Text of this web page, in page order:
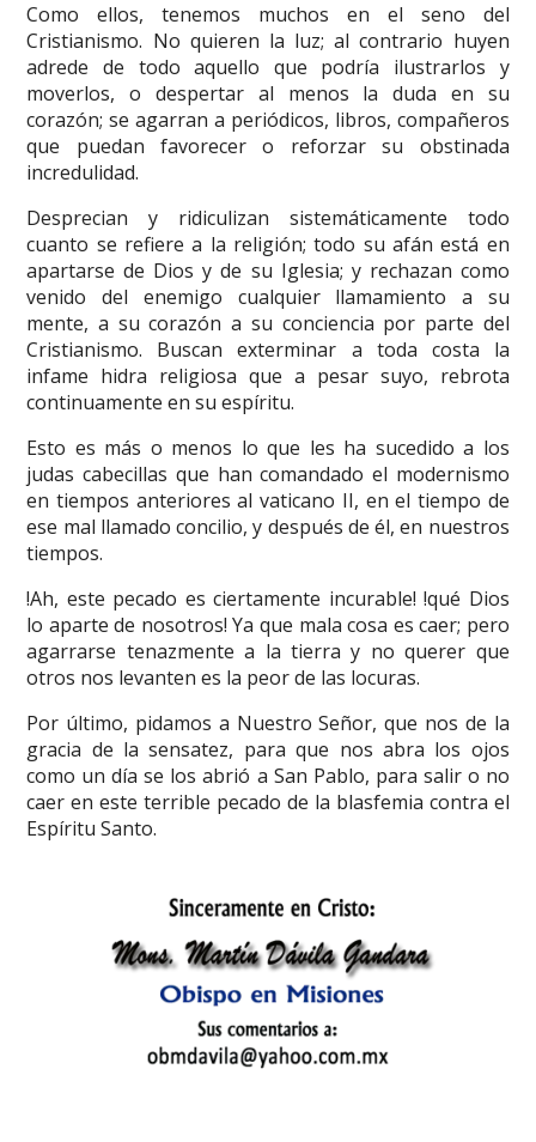
Como ellos, tenemos muchos en el seno del
Cristianismo. No quieren la luz; al contrario huyen
adrede de todo aquello que podría ilustrarlos y
moverlos, o despertar al menos la duda en su
corazón; se agarran a periódicos, libros, compañeros
que puedan favorecer o reforzar su obstinada
incredulidad.
Desprecian y ridiculizan sistemáticamente todo
cuanto se refiere a la religión; todo su afán está en
apartarse de Dios y de su Iglesia; y rechazan como
venido del enemigo cualquier llamamiento a su
mente, a su corazón a su conciencia por parte del
Cristianismo. Buscan exterminar a toda costa la
infame hidra religiosa que a pesar suyo, rebrota
continuamente en su espíritu.
Esto es más o menos lo que les ha sucedido a los
judas cabecillas que han comandado el modernismo
en tiempos anteriores al vaticano II, en el tiempo de
ese mal llamado concilio, y después de él, en nuestros
tiempos.
!Ah, este pecado es ciertamente incurable! !qué Dios
lo aparte de nosotros! Ya que mala cosa es caer; pero
agarrarse tenazmente a la tierra y no querer que
otros nos levanten es la peor de las locuras.
Por último, pidamos a Nuestro Señor, que nos de la
gracia de la sensatez, para que nos abra los ojos
como un día se los abrió a San Pablo, para salir o no
caer en este terrible pecado de la blasfemia contra el
Espíritu Santo.